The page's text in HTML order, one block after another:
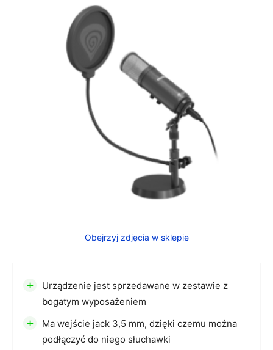
Obejrzyj zdjęcia w sklepie
+
Urządzenie jest sprzedawane w zestawie z
bogatym wyposażeniem
+
Ma wejście jack 3,5 mm, dzięki czemu można
podłączyć do niego słuchawki